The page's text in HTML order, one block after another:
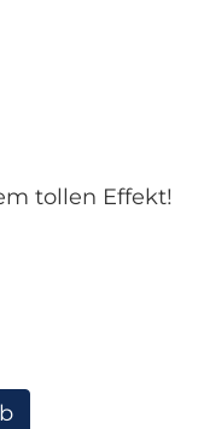
tollen Effekt!